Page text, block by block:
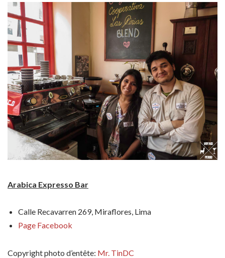
Arabica Expresso Bar
Calle Recavarren 269, Miraflores, Lima
Page Facebook
Copyright photo d’entête: Mr. TinDC